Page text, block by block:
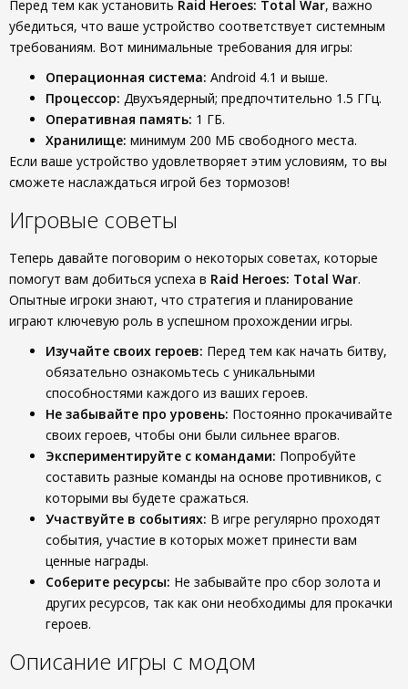
Перед тем как установить Raid Heroes: Total War, важно
убедиться, что ваше устройство соответствует системным
требованиям. Вот минимальные требования для игры:
Операционная система: Android 4.1 и выше.
Процессор: Двухъядерный; предпочтительно 1.5 ГГц.
Оперативная память: 1 ГБ.
Хранилище: минимум 200 МБ свободного места.
Если ваше устройство удовлетворяет этим условиям, то вы
сможете наслаждаться игрой без тормозов!
Игровые советы
Теперь давайте поговорим о некоторых советах, которые
помогут вам добиться успеха в Raid Heroes: Total War.
Опытные игроки знают, что стратегия и планирование
играют ключевую роль в успешном прохождении игры.
Изучайте своих героев: Перед тем как начать битву,
обязательно ознакомьтесь с уникальными
способностями каждого из ваших героев.
Не забывайте про уровень: Постоянно прокачивайте
своих героев, чтобы они были сильнее врагов.
Экспериментируйте с командами: Попробуйте
составить разные команды на основе противников, с
которыми вы будете сражаться.
Участвуйте в событиях: В игре регулярно проходят
события, участие в которых может принести вам
ценные награды.
Соберите ресурсы: Не забывайте про сбор золота и
других ресурсов, так как они необходимы для прокачки
героев.
Описание игры с модом